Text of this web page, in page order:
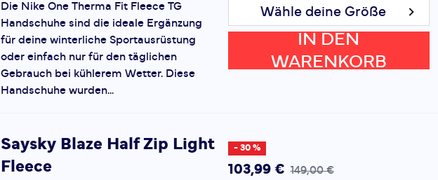
Die Nike One Therma Fit Fleece TG
Handschuhe sind die ideale Ergänzung
für deine winterliche Sportausrüstung
oder einfach nur für den täglichen
Gebrauch bei kühlerem Wetter. Diese
Handschuhe wurden...
Wähle deine Größe
IN DEN
WARENKORB
Saysky Blaze Half Zip Light
Fleece
- 30 %
103,99 € 149,00 €